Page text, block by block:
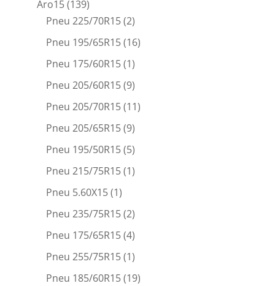
Aro15(139)
Pneu 225/70R15(2)
Pneu 195/65R15(16)
Pneu 175/60R15(1)
Pneu 205/60R15(9)
Pneu 205/70R15(11)
Pneu 205/65R15(9)
Pneu 195/50R15(5)
Pneu 215/75R15(1)
Pneu 5.60X15(1)
Pneu 235/75R15(2)
Pneu 175/65R15(4)
Pneu 255/75R15(1)
Pneu 185/60R15(19)